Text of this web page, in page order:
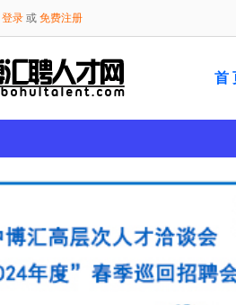
登录 或 免费注册
首